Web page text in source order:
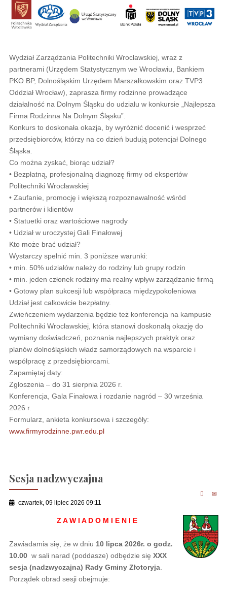
Wydział Zarządzania Politechniki Wrocławskiej, wraz z
partnerami (Urzędem Statystycznym we Wrocławiu, Bankiem
PKO BP, Dolnośląskim Urzędem Marszałkowskim oraz TVP3
Oddział Wrocław), zaprasza firmy rodzinne prowadzące
działalność na Dolnym Śląsku do udziału w konkursie „Najlepsza
Firma Rodzinna Na Dolnym Śląsku”.
Konkurs to doskonała okazja, by wyróżnić docenić i wesprzeć
przedsiębiorców, którzy na co dzień budują potencjał Dolnego
Śląska.
Co można zyskać, biorąc udział?
• Bezpłatną, profesjonalną diagnozę firmy od ekspertów
Politechniki Wrocławskiej
• Zaufanie, promocję i większą rozpoznawalność wśród
partnerów i klientów
• Statuetki oraz wartościowe nagrody
• Udział w uroczystej Gali Finałowej
Kto może brać udział?
Wystarczy spełnić min. 3 poniższe warunki:
• min. 50% udziałów należy do rodziny lub grupy rodzin
• min. jeden członek rodziny ma realny wpływ zarządzanie firmą
• Gotowy plan sukcesji lub współpraca międzypokoleniowa
Udział jest całkowicie bezpłatny.
Zwieńczeniem wydarzenia będzie też konferencja na kampusie
Politechniki Wrocławskiej, która stanowi doskonałą okazję do
wymiany doświadczeń, poznania najlepszych praktyk oraz
planów dolnośląskich władz samorządowych na wsparcie i
współpracę z przedsiębiorcami.
Zapamiętaj daty:
Zgłoszenia – do 31 sierpnia 2026 r.
Konferencja, Gala Finałowa i rozdanie nagród – 30 września
2026 r.
Formularz, ankieta konkursowa i szczegóły:
www.firmyrodzinne.pwr.edu.pl
Sesja nadzwyczajna
czwartek, 09 lipiec 2026 09:11
Z A W I A D O M I E N I E
Zawiadamia się, że w dniu 10 lipca 2026r. o godz.
10.00 w sali narad (poddasze) odbędzie się XXX
sesja (nadzwyczajna) Rady Gminy Złotoryja.
Porządek obrad sesji obejmuje: